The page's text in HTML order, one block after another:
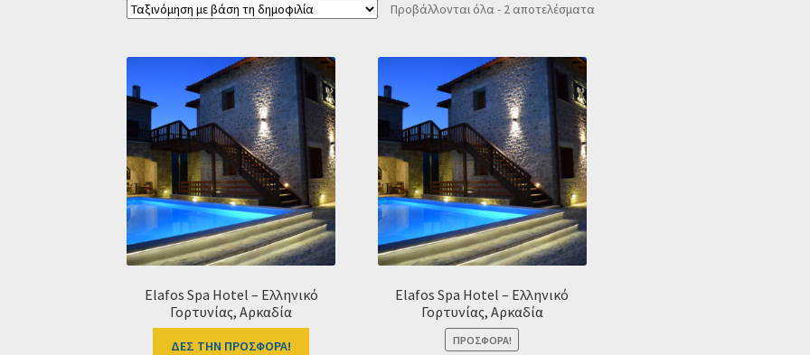
Προβάλλονται όλα - 2 αποτελέσματα
Elafos Spa Hotel – Ελληνικό
Γορτυνίας, Αρκαδία
ΔΕΣ ΤΗΝ ΠΡΟΣΦΟΡΑ!
Elafos Spa Hotel – Ελληνικό
Γορτυνίας, Αρκαδία
ΠΡΟΣΦΟΡΆ!